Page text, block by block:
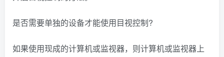
是否需要单独的设备才能使用目视控制?
如果使用现成的计算机或监视器，则计算机或监视器上